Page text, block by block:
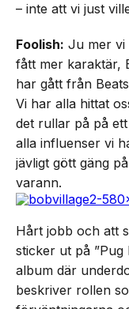
– inte att vi just
Foolish: Ju mer vi
fått mer karaktär,
har gått från
Vi har alla hittat
det rullar på på
alla influenser vi
jävligt gött gäng
varann.
Hårt jobb och att
sticker ut på ”Pug
album där
beskriver rollen